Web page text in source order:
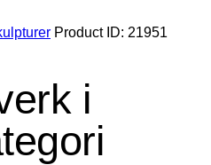
Product ID: 21951
i